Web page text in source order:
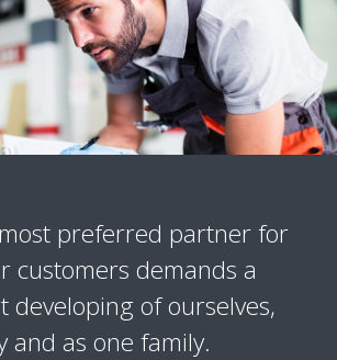
preferred partner for
customers demands a
developing of ourselves,
and as one family.